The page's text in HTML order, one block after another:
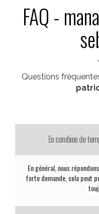
FAQ -
Questions
En combien de
En général, nous
forte demande, cela peut